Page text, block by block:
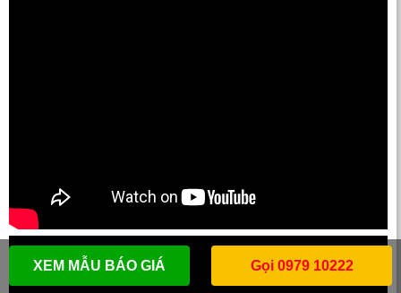
XEM MẪU BÁO GIÁ Gọi 0979 10222